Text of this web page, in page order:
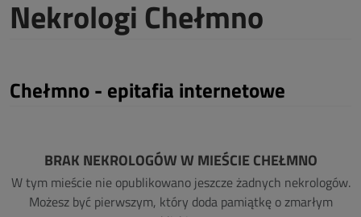
Nekrologi Chełmno
Chełmno - epitafia internetowe
BRAK NEKROLOGÓW W MIEŚCIE CHEŁMNO
W tym mieście nie opublikowano jeszcze żadnych nekrologów.
Możesz być pierwszym, który doda pamiątkę o zmarłym